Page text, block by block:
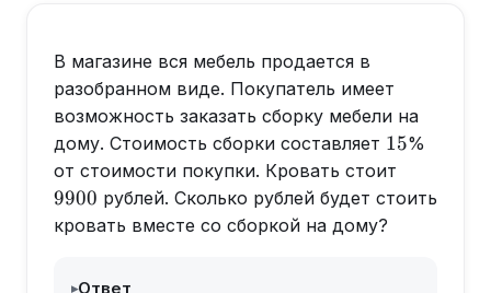
В магазине вся мебель продается в
разобранном виде. Покупатель имеет
возможность заказать сборку мебели на
дому. Стоимость сборки составляет 15
15%
от стоимости покупки. Кровать стоит
9900 рублей. Сколько рублей будет стоить
кровать вместе со сборкой на дому?
▸Ответ